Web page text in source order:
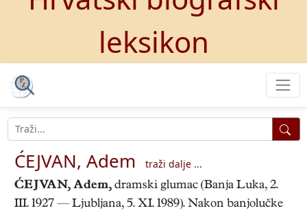
leksikon
ĆEJVAN, Adem
traži dalje ...
ĆEJVAN, Adem, dramski glumac (Banja Luka, 2.
III. 1927 — Ljubljana, 5. XI. 1989). Nakon banjolučke